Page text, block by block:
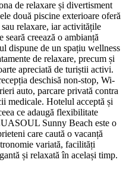
de relaxare și divertisment
două piscine exterioare oferă
relaxare, iar activitățile
creează o ambianță
dispune de un spațiu wellness
de relaxare, precum și
apreciată de turiștii activi.
deschisă non-stop, Wi-
auto, parcare privată contra
medicale. Hotelul acceptă și
ce adaugă flexibilitate
Sunny Beach este o
care caută o vacanță
variată, facilități
și relaxată în același timp.